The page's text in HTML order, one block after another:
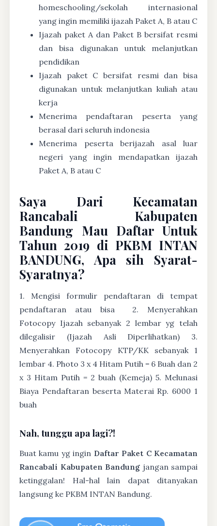
homeschooling/sekolah internasional
yang ingin memiliki ijazah Paket A, B atau C
Ijazah paket A dan Paket B bersifat resmi
dan bisa digunakan untuk melanjutkan
pendidikan
Ijazah paket C bersifat resmi dan bisa
digunakan untuk melanjutkan kuliah atau
kerja
Menerima pendaftaran peserta yang
berasal dari seluruh indonesia
Menerima peserta berijazah asal luar
negeri yang ingin mendapatkan ijazah
Paket A, B atau C
Saya Dari Kecamatan
Rancabali Kabupaten
Bandung Mau Daftar Untuk
Tahun 2019 di PKBM INTAN
BANDUNG, Apa sih Syarat-
Syaratnya?
1. Mengisi formulir pendaftaran di tempat
pendaftaran atau bisa
2. Menyerahkan
Fotocopy Ijazah sebanyak 2 lembar yg telah
dilegalisir (Ijazah Asli Diperlihatkan) 3.
Menyerahkan Fotocopy KTP/KK sebanyak 1
lembar 4. Photo 3 x 4 Hitam Putih = 6 Buah dan 2
x 3 Hitam Putih = 2 buah (Kemeja) 5. Melunasi
Biaya Pendaftaran beserta Materai Rp. 6000 1
buah
Nah, tunggu apa lagi?!
Buat kamu yg ingin Daftar Paket C Kecamatan
Rancabali Kabupaten Bandung jangan sampai
ketinggalan! Hal-hal lain dapat ditanyakan
langsung ke PKBM INTAN Bandung.